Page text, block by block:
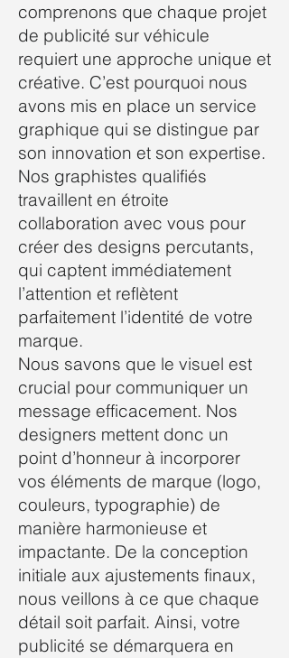
comprenons que chaque projet
de publicité sur véhicule
requiert une approche unique et
créative. C’est pourquoi nous
avons mis en place un service
graphique qui se distingue par
son innovation et son expertise.
Nos graphistes qualifiés
travaillent en étroite
collaboration avec vous pour
créer des designs percutants,
qui captent immédiatement
l’attention et reflètent
parfaitement l’identité de votre
marque.
Nous savons que le visuel est
crucial pour communiquer un
message efficacement. Nos
designers mettent donc un
point d’honneur à incorporer
vos éléments de marque (logo,
couleurs, typographie) de
manière harmonieuse et
impactante. De la conception
initiale aux ajustements finaux,
nous veillons à ce que chaque
détail soit parfait. Ainsi, votre
publicité se démarquera en